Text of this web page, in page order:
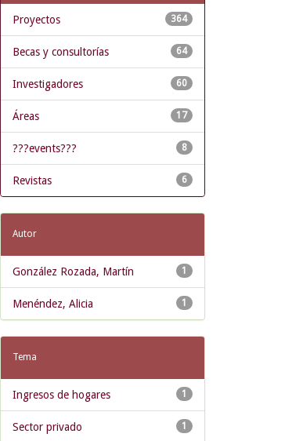
364
Proyectos
64
Becas y consultorías
60
Investigadores
17
Áreas
8
???events???
6
Revistas
Autor
1
González Rozada, Martín
1
Menéndez, Alicia
Tema
1
Ingresos de hogares
1
Sector privado